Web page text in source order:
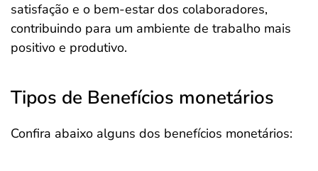
satisfação e o bem-estar dos colaboradores,
contribuindo para um ambiente de trabalho mais
positivo e produtivo.
Tipos de Benefícios monetários
Confira abaixo alguns dos benefícios monetários: